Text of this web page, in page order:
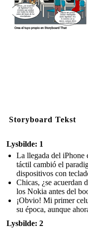
Storyboard Tekst
Lysbilde: 1
La llegada del iPhone
táctil cambió el
dispositivos con
Chicas, ¿se acuerdan
los Nokia antes del
¡Obvio! Mi primer
su época, aunque
Lysbilde: 2